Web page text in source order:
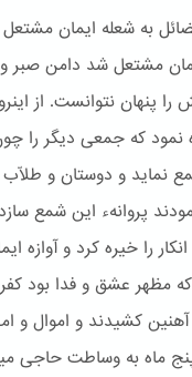
به شعله ایمان مشتعل
مشتعل شد دامن صبر و
را پنهان نتوانست. از
نمود که جمعی دیگر را
نماید و دوستان و طلّاب
پروانهء این شمع
را خیره کرد و آوازه
مظهر عشق و فدا بود
آهنین کشیدند و اموال و
ماه به وساطت حاجی